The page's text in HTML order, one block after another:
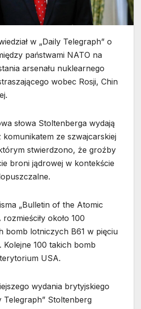
w „Daily Telegraph” o
państwami NATO na
arsenału nuklearnego
wobec Rosji, Chin
słowa Stoltenberga wydają
ze szwajcarskiej
stwierdzono, że groźby
broni jądrowej w kontekście
„Bulletin of the Atomic
około 100
bomb lotniczych B61 w pięciu
Kolejne 100 takich bomb
USA.
wydania brytyjskiego
Telegraph” Stoltenberg